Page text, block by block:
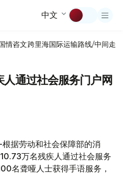
中文
情咨文跨里海国际运输路线/中间走廊
通过社会服务门户网
据劳动和社会保障部的消
万名残疾人通过社会服务
名聋哑人士获得手语服务，